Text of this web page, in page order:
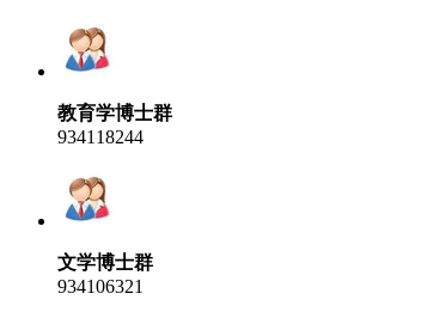
教育学博士群
934118244
文学博士群
934106321